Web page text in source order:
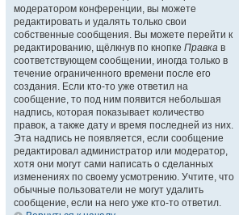
модератором конференции, вы можете
редактировать и удалять только свои
собственные сообщения. Вы можете перейти к
редактированию, щёлкнув по кнопке Правка в
соответствующем сообщении, иногда только в
течение ограниченного времени после его
создания. Если кто-то уже ответил на
сообщение, то под ним появится небольшая
надпись, которая показывает количество
правок, а также дату и время последней из них.
Эта надпись не появляется, если сообщение
редактировал администратор или модератор,
хотя они могут сами написать о сделанных
изменениях по своему усмотрению. Учтите, что
обычные пользователи не могут удалить
сообщение, если на него уже кто-то ответил.